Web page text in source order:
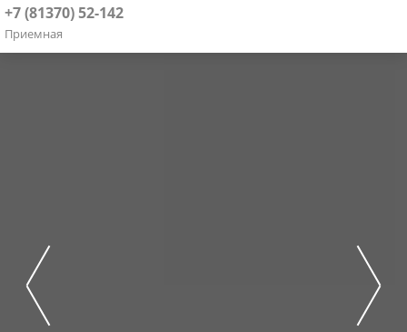
+7 (81370) 52-142
Приемная